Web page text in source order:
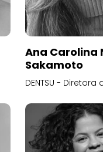
Ana Carolina
Sakamoto
DENTSU -